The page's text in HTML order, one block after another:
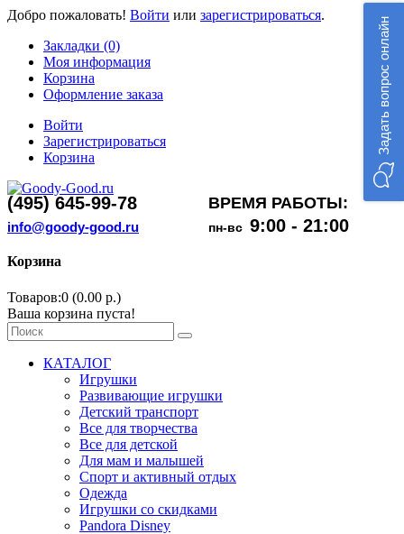
Добро пожаловать! Войти или зарегистрироваться.
Закладки (0)
Моя информация
Корзина
Оформление заказа
Войти
Зарегистрироваться
Корзина
(495) 645-99-78 ВРЕМЯ РАБОТЫ:
info@goody-good.ru пн-вс 9:00 - 21:00
Корзина
Товаров:0 (0.00 р.)
Ваша корзина пуста!
КАТАЛОГ
Игрушки
Развивающие игрушки
Детский транспорт
Все для творчества
Все для детской
Для мам и малышей
Спорт и активный отдых
Одежда
Игрушки со скидками
Pandora Disney
Задать вопрос онлайн